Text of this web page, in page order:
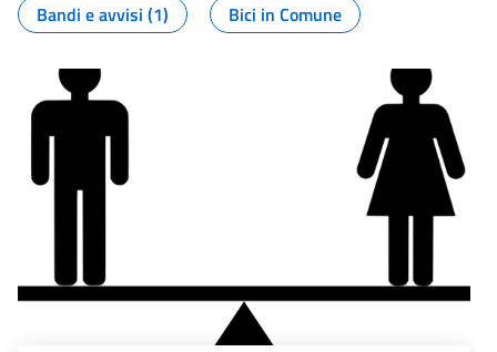
Bandi e avvisi (1)
Bici in Comune